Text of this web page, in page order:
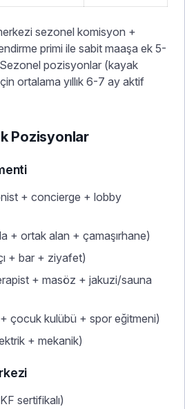
sezonel komisyon +
primi ile sabit maaşa ek 5-
Sezonel pozisyonlar (kayak
ortalama yıllık 6-7 ay aktif
Pozisyonlar
+ concierge + lobby
+ ortak alan + çamaşırhane)
+ bar + ziyafet)
+ masöz + jakuzi/sauna
çocuk kulübü + spor eğitmeni)
+ mekanik)
sertifikalı)